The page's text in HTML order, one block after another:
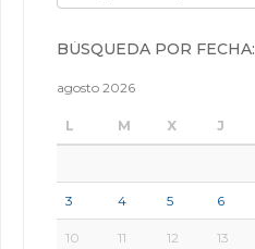
BÚSQUEDA POR FECHA:
agosto 2026
L M X J
3 4 5 6
10 11 12 13